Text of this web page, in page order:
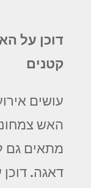
דוכן על
קטנים
עושים
האש
מתאים גם
דאגה.